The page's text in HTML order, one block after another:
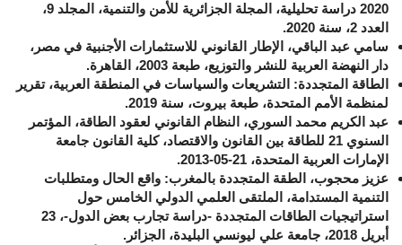
2020 دراسة تحليلية، المجلة الجزائرية للأمن والتنمية، المجلد 9،
العدد 2، سنة 2020.
سامي عبد الباقي، الإطار القانوني للاستثمارات الأجنبية في مصر،
دار النهضة العربية للنشر والتوزيع، طبعة 2003، القاهرة.
الطاقة المتجددة: التشريعات والسياسات في المنطقة العربية، تقرير
لمنظمة الأمم المتحدة، طبعة بيروت، سنة 2019.
عبد الكريم محمد السوري، النظام القانوني لعقود الطاقة، المؤتمر
السنوي 21 للطاقة بين القانون والاقتصاد، كلية القانون جامعة
الإمارات العربية المتحدة، 21-05-2013.
عزيز محجوب، الطقة المتجددة بالمغرب: واقع الحال ومتطلبات
التنمية المستدامة، الملتقى العلمي الدولي الخامس حول
استراتيجيات الطاقات المتجددة -دراسة تجارب بعض الدول-، 23
أبريل 2018، جامعة علي ليونسي البليدة، الجزائر.